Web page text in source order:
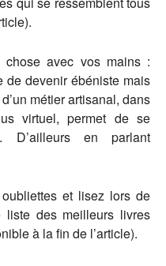
avec vos mains :
de devenir ébéniste mais
métier artisanal, dans
virtuel, permet de se
D’ailleurs en parlant
et lisez lors de
liste des meilleurs livres
à la fin de l’article).